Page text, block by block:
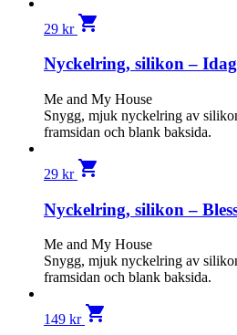
29 kr shopping_cart
Nyckelring, silikon –
Me and My House
Snygg, mjuk nyckelring av
framsidan och blank baksida.
29 kr shopping_cart
Nyckelring, silikon –
Me and My House
Snygg, mjuk nyckelring av
framsidan och blank baksida.
149 kr shopping_cart